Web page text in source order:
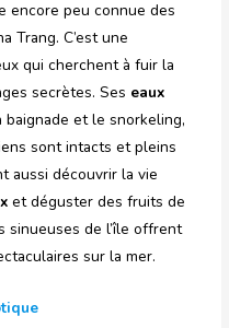
encore peu connue des
Trang. C’est une
qui cherchent à fuir la
secrètes. Ses eaux
et le snorkeling,
sont intacts et pleins
aussi découvrir la vie
et déguster des fruits de
sinueuses de l’île offrent
sur la mer.